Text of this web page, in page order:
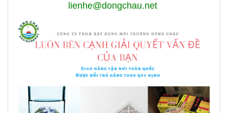
lienhe@dongchau.net